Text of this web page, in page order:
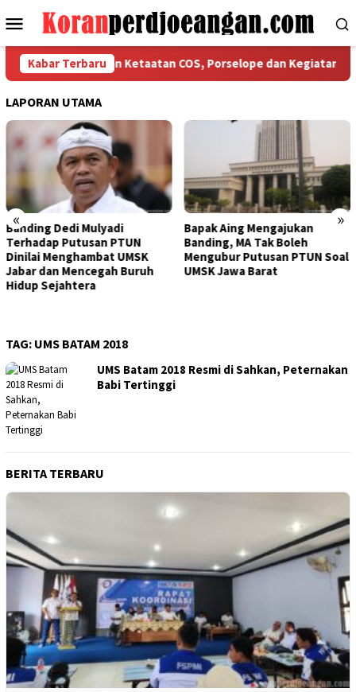
ke
Menu
Mobile
Kabar Terbaru
Bekasi Tegaskan Ketaatan COS, Porselope dan Kegiatan Sosial
LAPORAN UTAMA
« »
Bapak Aing Mengajukan
Banding, MA Tak Boleh
Mengubur Putusan PTUN Soal
UMSK Jawa Barat
Sengketa UMSK Jabar 2026
Tak Berkesudahan, Dedi
Mulyadi Terancam
Pemberhentian Sementara
TAG: UMS BATAM 2018
UMS Batam 2018 Resmi di Sahkan, Peternakan
Babi Tertinggi
BERITA TERBARU